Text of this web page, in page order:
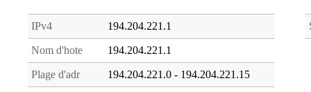
IPv4 194.204.221.1
Nom d'hote 194.204.221.1
Plage d'adr 194.204.221.0 - 194.204.221.15